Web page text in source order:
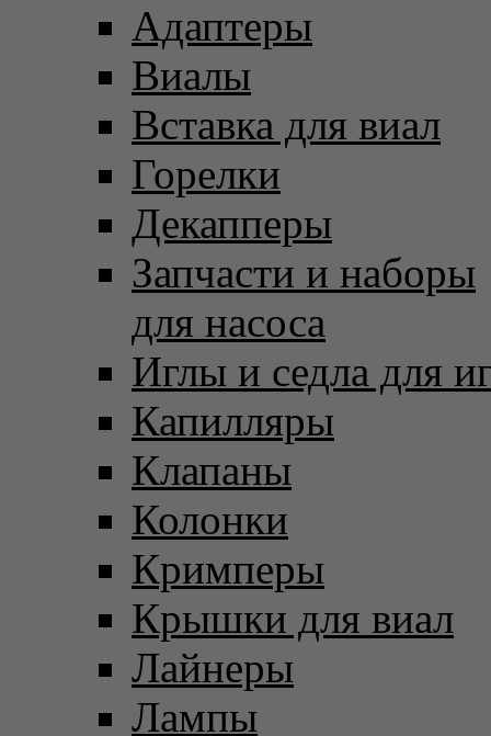
Адаптеры
Виалы
Вставка для виал
Горелки
Декапперы
Запчасти и наборы
для насоса
Иглы и седла для
Капилляры
Клапаны
Колонки
Кримперы
Крышки для виал
Лайнеры
Лампы